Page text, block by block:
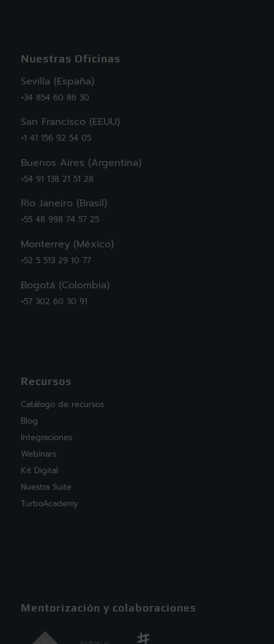
Nuestras Oficinas
Sevilla (España)
+34 854 60 86 30
San Francisco (EEUU)
+1 41 156 92 54 05
Buenos Aires (Argentina)
+54 91 138 21 51 28
Rio Janeiro (Brasil)
+55 48 998 74 57 25
Monterrey (México)
+52 5 513 29 10 77
Bogotá (Colombia)
+57 302 60 30 91
Recursos
Catálogo de recursos
Blog
Integraciones
Webinars
Kit Digital
Nuestra Suite
TurboAcademy
Mentorización y colaboraciones